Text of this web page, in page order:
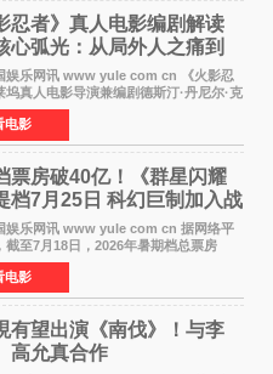
忍者》真人电影编剧解读
心弧光：从局外人之痛到
醒
网讯 www yule com cn 《火影忍
坞真人电影导演兼编剧德斯汀·丹尼尔·克
在采访中分享了对主角鸣人成长弧光的
露电影将深入探索鸣人作为局外人的情
电影
票房破40亿！《群星闪耀
档7月25日 科幻巨制加入战
网讯 www yule com cn 据网络平
截至7月18日，2026年暑期档总票房
）已正式突破40亿元大关，年度总票房
近197亿元。超百部中外佳片同台竞技，
夏的电
电影
有望出演《南伐》！与李
高允真合作